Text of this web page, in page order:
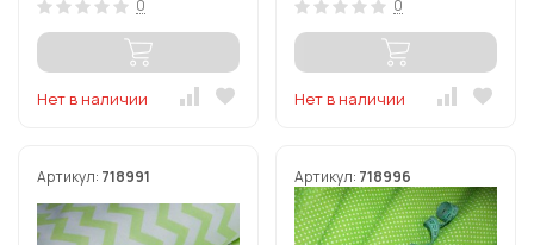
0
Нет в наличии
0
Нет в наличии
Артикул: 718991 Артикул: 718996